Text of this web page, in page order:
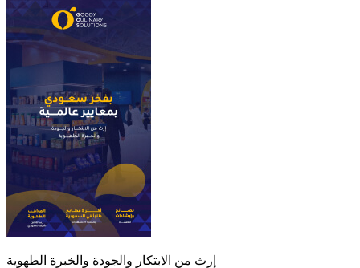
إرث من الابتكار والجودة والخبرة الطهوية